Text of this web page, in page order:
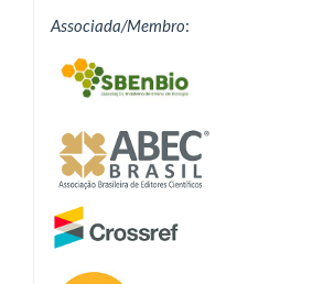
Associada/Membro: